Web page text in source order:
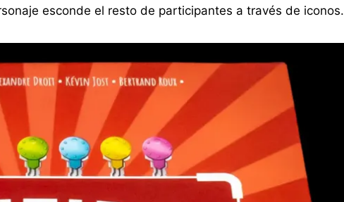
esconde el resto de participantes a través de iconos.